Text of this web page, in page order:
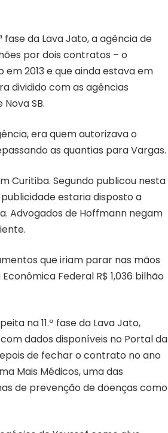
da Lava Jato, a agência de
por dois contratos – o
2013 e que ainda estava em
dividido com as agências
SB.
era quem autorizava o
as quantias para Vargas.
Curitiba. Segundo publicou nesta
estaria disposto a
Advogados de Hoffmann negam
que iriam parar nas mãos
Federal R$ 1,036 bilhão
na 11.ª fase da Lava Jato,
dados disponíveis no Portal da
de fechar o contrato no ano
Mais Médicos, uma das
de prevenção de doenças como